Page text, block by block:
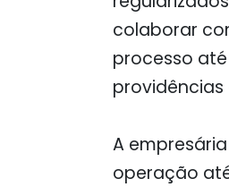
colaborar
processo
providências
A
operação